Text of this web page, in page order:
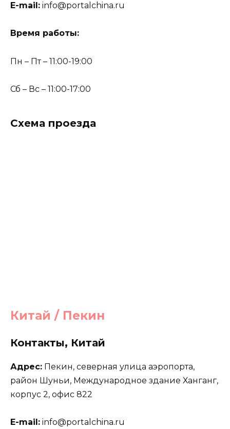
E-mail: info@portalchina.ru
Время работы:
Пн – Пт – 11:00-19:00
Сб – Вс – 11:00-17:00
Схема проезда
Китай / Пекин
Контакты, Китай
Адрес: Пекин, северная улица аэропорта,
район Шуньи, Международное здание Ханганг,
корпус 2, офис 822
E-mail: info@portalchina.ru